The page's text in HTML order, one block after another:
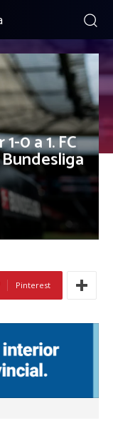
0 a 1. FC
Pinterest